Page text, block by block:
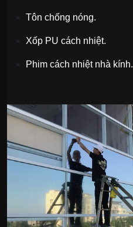
Tôn chống nóng.
Xốp PU cách nhiệt.
Phim cách nhiệt nhà kính.